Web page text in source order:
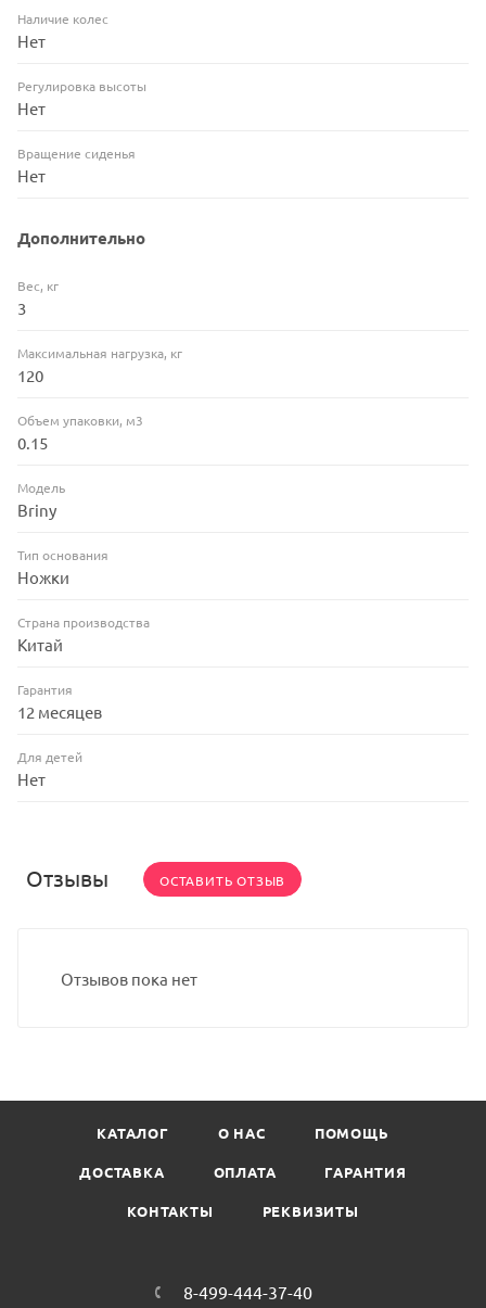
Наличие колес
Нет
Регулировка высоты
Нет
Вращение сиденья
Нет
Дополнительно
Вес, кг
3
Максимальная нагрузка, кг
120
Объем упаковки, м3
0.15
Модель
Briny
Тип основания
Ножки
Страна производства
Китай
Гарантия
12 месяцев
Для детей
Нет
Отзывы ОСТАВИТЬ ОТЗЫВ
Отзывов пока нет
КАТАЛОГ О НАС ПОМОЩЬ
ДОСТАВКА ОПЛАТА ГАРАНТИЯ
КОНТАКТЫ РЕКВИЗИТЫ
8-499-444-37-40